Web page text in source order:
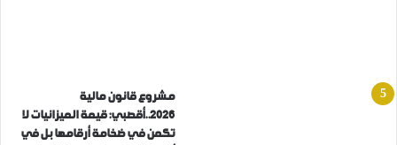
مشروع قانون مالية
2026..أقصبي: قيمة الميزانيات لا
تكمن في ضخامة أرقامها بل في